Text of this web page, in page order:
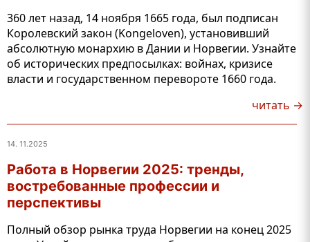
360 лет назад, 14 ноября 1665 года, был подписан
Королевский закон (Kongeloven), установивший
абсолютную монархию в Дании и Норвегии. Узнайте
об исторических предпосылках: войнах, кризисе
власти и государственном перевороте 1660 года.
читать →
14. 11.2025
Работа в Норвегии 2025: тренды,
востребованные профессии и
перспективы
Полный обзор рынка труда Норвегии на конец 2025